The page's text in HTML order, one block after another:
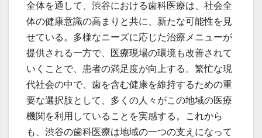
全体を通して、渋谷における歯科医療は、社会全
体の健康意識の高まりと共に、新たな可能性を見
せている。多様なニーズに応じた治療メニューが
提供される一方で、医療現場の環境も改善されて
いくことで、患者の満足度が向上する。繁忙な現
代社会の中で、歯を含む健康を維持するための重
要な選択肢として、多くの人々がこの地域の医療
機関を利用していることを実感する。これから
も、渋谷の歯科医療は地域の一つの支えになって